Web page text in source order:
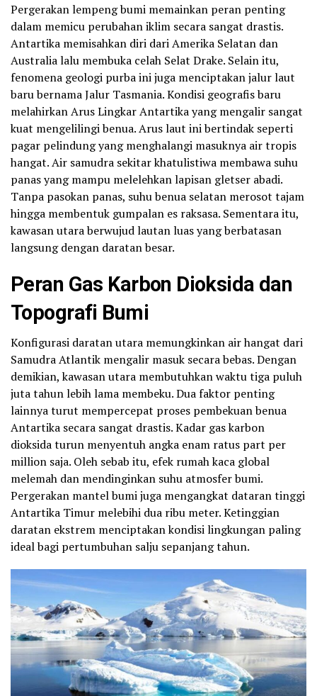
Pergerakan lempeng bumi memainkan peran penting
dalam memicu perubahan iklim secara sangat drastis.
Antartika memisahkan diri dari Amerika Selatan dan
Australia lalu membuka celah Selat Drake. Selain itu,
fenomena geologi purba ini juga menciptakan jalur laut
baru bernama Jalur Tasmania. Kondisi geografis baru
melahirkan Arus Lingkar Antartika yang mengalir sangat
kuat mengelilingi benua. Arus laut ini bertindak seperti
pagar pelindung yang menghalangi masuknya air tropis
hangat. Air samudra sekitar khatulistiwa membawa suhu
panas yang mampu melelehkan lapisan gletser abadi.
Tanpa pasokan panas, suhu benua selatan merosot tajam
hingga membentuk gumpalan es raksasa. Sementara itu,
kawasan utara berwujud lautan luas yang berbatasan
langsung dengan daratan besar.
Peran Gas Karbon Dioksida dan
Topografi Bumi
Konfigurasi daratan utara memungkinkan air hangat dari
Samudra Atlantik mengalir masuk secara bebas. Dengan
demikian, kawasan utara membutuhkan waktu tiga puluh
juta tahun lebih lama membeku. Dua faktor penting
lainnya turut mempercepat proses pembekuan benua
Antartika secara sangat drastis. Kadar gas karbon
dioksida turun menyentuh angka enam ratus part per
million saja. Oleh sebab itu, efek rumah kaca global
melemah dan mendinginkan suhu atmosfer bumi.
Pergerakan mantel bumi juga mengangkat dataran tinggi
Antartika Timur melebihi dua ribu meter. Ketinggian
daratan ekstrem menciptakan kondisi lingkungan paling
ideal bagi pertumbuhan salju sepanjang tahun.